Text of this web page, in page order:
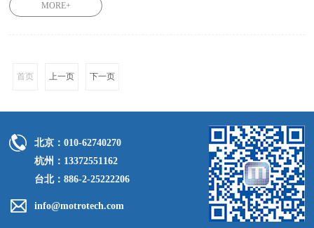
MORE+
首页 上一页 下一页
北京：010-62740270
杭州：13372551162
台北：886-2-25222206
info@motrotech.com